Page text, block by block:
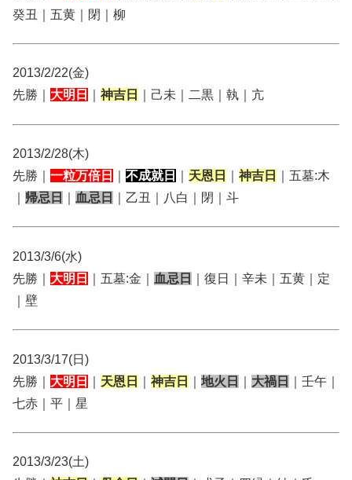
癸丑｜五黄｜閉｜柳
2013/2/22(金)
先勝｜ 大明日 神吉日 ｜己未｜二黒｜執｜亢
2013/2/28(木)
先勝｜ 一粒万倍日 不成就日 天恩日 神吉日
｜五墓:木
帰忌日 血忌日 ｜乙丑｜八白｜閉｜斗
2013/3/6(水)
先勝｜ 大明日 ｜五墓:金｜ 血忌日
｜復日｜辛未｜五黄｜定
｜壁
2013/3/17(日)
先勝｜ 大明日 天恩日 神吉日 地火日 大禍日
｜壬午｜
七赤｜平｜星
2013/3/23(土)